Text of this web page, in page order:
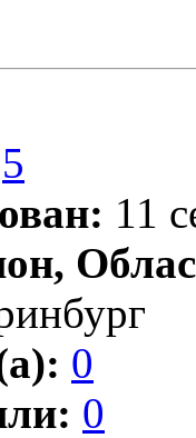
5
11
0
0